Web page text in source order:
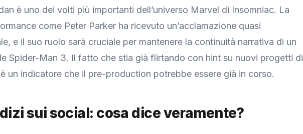
è uno dei volti più importanti dell’universo Marvel di Insomniac. La
come Peter Parker ha ricevuto un’acclamazione quasi
e il suo ruolo sarà cruciale per mantenere la continuità narrativa di un
Spider-Man 3. Il fatto che stia già flirtando con hint su nuovi progetti di
un indicatore che il pre-production potrebbe essere già in corso.
sui social: cosa dice veramente?